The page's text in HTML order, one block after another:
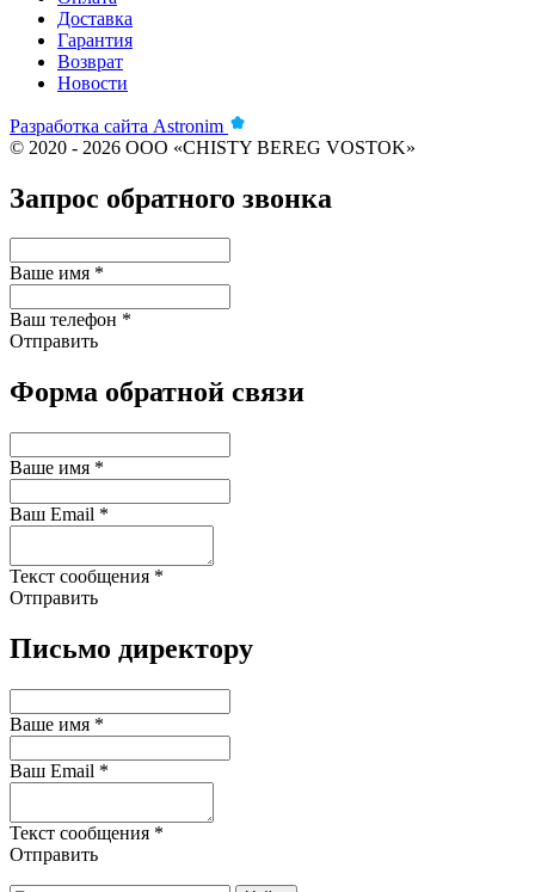
Доставка
Гарантия
Возврат
Новости
Разработка сайта Astronim
© 2020 - 2026 ООО «CHISTY BEREG VOSTOK»
Запрос обратного звонка
Ваше имя *
Ваш телефон *
Отправить
Форма обратной связи
Ваше имя *
Ваш Email *
Текст сообщения *
Отправить
Письмо директору
Ваше имя *
Ваш Email *
Текст сообщения *
Отправить